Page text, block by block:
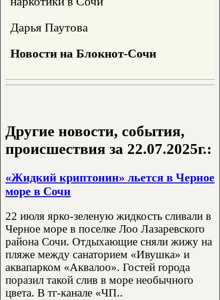
Дарья Паутова
Новости на Блoкнoт-Сочи
Другие новости, события,
происшествия за 22.07.2025г.:
«Жидкий криптонин» льется в Черное
море в Сочи
22 июля ярко-зеленую жидкость сливали в
Черное море в поселке Лоо Лазаревского
района Сочи. Отдыхающие сняли жижу на
пляже между санаторием «Ивушка» и
аквапарком «Аквалоо». Гостей города
поразил такой слив в море необычного
цвета. В тг-канале «ЧП..